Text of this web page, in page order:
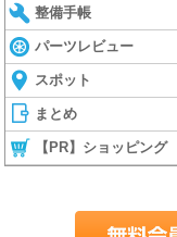
整備手帳
パーツレビュー
スポット
まとめ
【PR】ショッピング